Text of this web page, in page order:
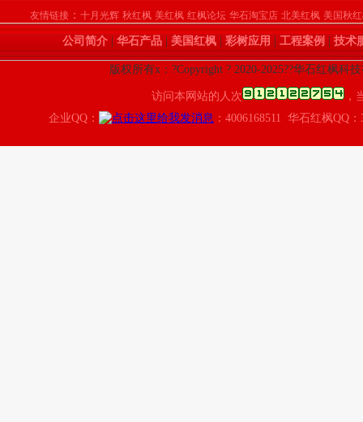
友情链接 ： 十月光辉 秋红枫 美红枫 红枫论坛 华石淘宝店 北美红枫 美国秋
公司简介 华石产品 美国红枫 彩树应用 工程案例 技术
版权所有x：?Copyright ? 2020-2025??华石红枫科
访问本网站的人次
，
企业QQ：
：4006168511 华石红枫QQ